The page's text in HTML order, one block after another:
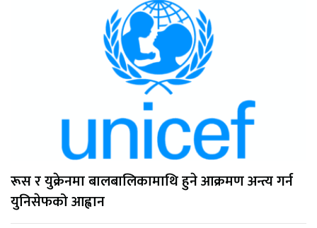
रूस र युक्रेनमा बालबालिकामाथि हुने आक्रमण अन्त्य गर्न
युनिसेफको आह्वान